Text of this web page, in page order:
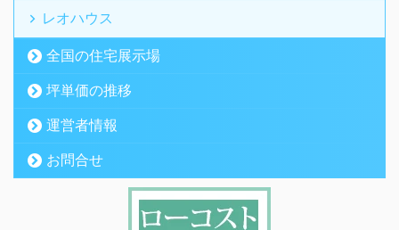
レオハウス
全国の住宅展示場
坪単価の推移
運営者情報
お問合せ